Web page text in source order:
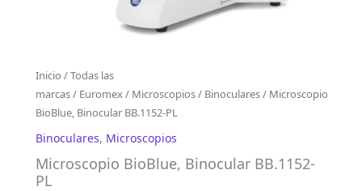
Inicio /Todas las
marcas/ Euromex/ Microscopios/ Binoculares/ Microscopio
BioBlue, Binocular BB.1152-PL
Binoculares, Microscopios
Microscopio BioBlue, Binocular BB.1152-
PL